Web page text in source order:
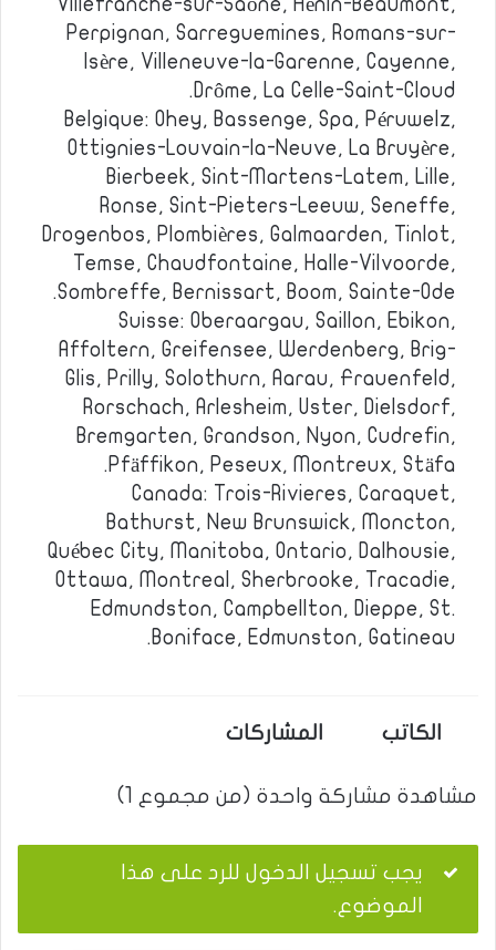
Villefranche-sur-Saône, Hénin-Beaumont,
Perpignan, Sarreguemines, Romans-sur-
Isère, Villeneuve-la-Garenne, Cayenne,
Drôme, La Celle-Saint-Cloud.
Belgique: Ohey, Bassenge, Spa, Péruwelz,
Ottignies-Louvain-la-Neuve, La Bruyère,
Bierbeek, Sint-Martens-Latem, Lille,
Ronse, Sint-Pieters-Leeuw, Seneffe,
Drogenbos, Plombières, Galmaarden, Tinlot,
Temse, Chaudfontaine, Halle-Vilvoorde,
Sombreffe, Bernissart, Boom, Sainte-Ode.
Suisse: Oberaargau, Saillon, Ebikon,
Affoltern, Greifensee, Werdenberg, Brig-
Glis, Prilly, Solothurn, Aarau, Frauenfeld,
Rorschach, Arlesheim, Uster, Dielsdorf,
Bremgarten, Grandson, Nyon, Cudrefin,
Pfäffikon, Peseux, Montreux, Stäfa.
Canada: Trois-Rivieres, Caraquet,
Bathurst, New Brunswick, Moncton,
Québec City, Manitoba, Ontario, Dalhousie,
Ottawa, Montreal, Sherbrooke, Tracadie,
Edmundston, Campbellton, Dieppe, St.
Boniface, Edmunston, Gatineau.
الكاتب المشاركات
مشاهدة مشاركة واحدة (من مجموع 1)
يجب تسجيل الدخول للرد على هذا
الموضوع.